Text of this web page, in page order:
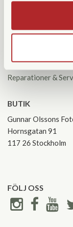
Kontakta oss
Reparationer &
BUTIK
Gunnar Olssons
Hornsgatan 91
117 26 Stockholm
FÖLJ OSS